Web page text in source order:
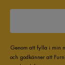
Genom att fylla i min
och godkänner att